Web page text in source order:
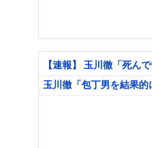
【速報】 玉川徹「死ん
玉川徹「包丁男を結果